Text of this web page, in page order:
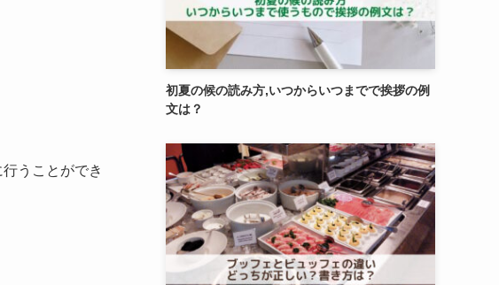
うことができ
初夏の候の読み方,いつからいつまでで挨拶の例
文は？